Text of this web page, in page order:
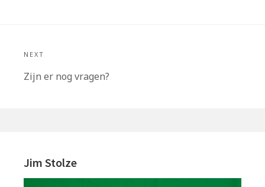
NEXT
Next
Zijn er nog vragen?
Sidebar
Jim Stolze